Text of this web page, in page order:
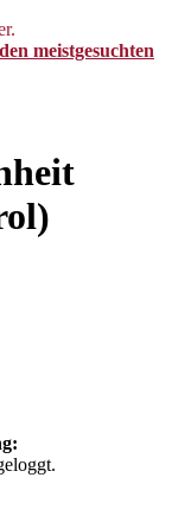
meistgesuchten